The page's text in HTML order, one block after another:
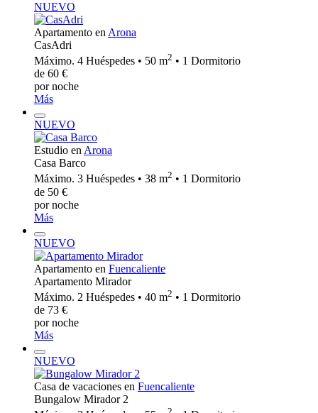
NUEVO
Apartamento en Arona
CasAdri
Máximo. 4 Huéspedes • 50 m2 • 1 Dormitorio
de 60 €
por noche
Más
NUEVO
Estudio enArona
Casa Barco
Máximo. 3 Huéspedes • 38 m2 • 1 Dormitorio
de 50 €
por noche
Más
NUEVO
Apartamento en Fuencaliente
Apartamento Mirador
Máximo. 2 Huéspedes • 40 m2 • 1 Dormitorio
de 73 €
por noche
Más
NUEVO
Casa de vacaciones en Fuencaliente
Bungalow Mirador 2